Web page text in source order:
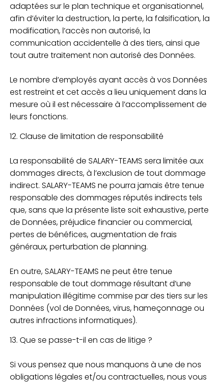
adaptées sur le plan technique et organisationnel,
afin d’éviter la destruction, la perte, la falsification, la
modification, l’accès non autorisé, la
communication accidentelle à des tiers, ainsi que
tout autre traitement non autorisé des Données.
Le nombre d’employés ayant accès à vos Données
est restreint et cet accès a lieu uniquement dans la
mesure où il est nécessaire à l’accomplissement de
leurs fonctions.
12. Clause de limitation de responsabilité
La responsabilité de SALARY-TEAMS sera limitée aux
dommages directs, à l’exclusion de tout dommage
indirect. SALARY-TEAMS ne pourra jamais être tenue
responsable des dommages réputés indirects tels
que, sans que la présente liste soit exhaustive, perte
de Données, préjudice financier ou commercial,
pertes de bénéfices, augmentation de frais
généraux, perturbation de planning.
En outre, SALARY-TEAMS ne peut être tenue
responsable de tout dommage résultant d’une
manipulation illégitime commise par des tiers sur les
Données (vol de Données, virus, hameçonnage ou
autres infractions informatiques).
13. Que se passe-t-il en cas de litige ?
Si vous pensez que nous manquons à une de nos
obligations légales et/ou contractuelles, nous vous